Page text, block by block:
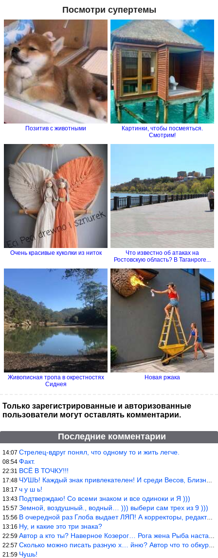
Посмотри супертемы
Позитив с животными
Картинки, чтобы посмеяться.
Смотрим!
Очень красивые куколки из ниток
Что известно об атаках на
Ростовскую область? В Таганроге...
Живописная тропа в окрестностях
Сиднея
Новая ржака
Только зарегистрированные и авторизованные
пользователи могут оставлять комментарии.
Последние комментарии
14:07 Стрелец-вдруг понял, что одному то и жить легче.
08:54 Факт.
22:31 ВСЁ В ТОЧКУ!!!
17:48 ЧУШЬ! Каждый знак привлекателен! И среди Весов, Близнецов встреч
18:17 ч у ш ь!
13:43 Подтверждаю! Со всеми знаком и все одиноки и Я )))
15:57 Земной, воздушный., водный… ))) выбери сам трех из 9 )))
15:56 В очередной раз Глоба выдает ЛЯП! А корректоры, редакторы пропус
13:16 Ну, и какие это три знака?
22:59 Автор а кто ты? Наверное Козерог… Рога жена Рыба наставила ))
22:57 Сколько можно писать разную х… йню? Автор что то обкурился?
21:59 Чушь!